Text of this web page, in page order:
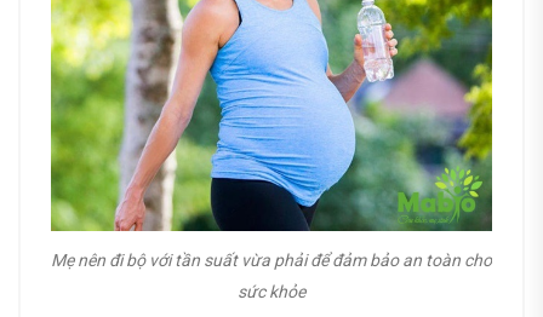
Mẹ nên đi bộ với tần suất vừa phải để đảm bảo an toàn cho
sức khỏe